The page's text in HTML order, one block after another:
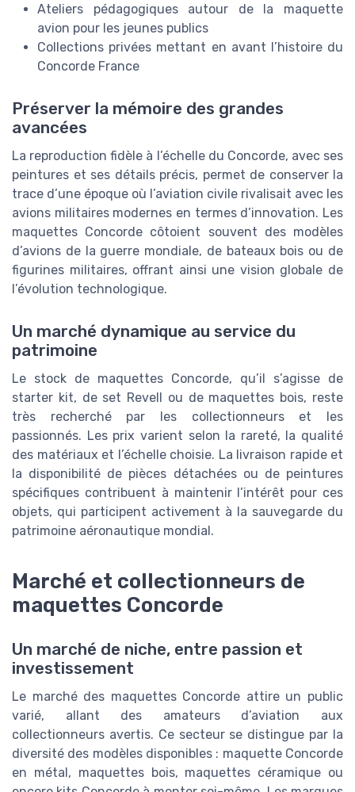
Ateliers pédagogiques autour de la maquette
avion pour les jeunes publics
Collections privées mettant en avant l’histoire du
Concorde France
Préserver la mémoire des grandes
avancées
La reproduction fidèle à l’échelle du Concorde, avec ses
peintures et ses détails précis, permet de conserver la
trace d’une époque où l’aviation civile rivalisait avec les
avions militaires modernes en termes d’innovation. Les
maquettes Concorde côtoient souvent des modèles
d’avions de la guerre mondiale, de bateaux bois ou de
figurines militaires, offrant ainsi une vision globale de
l’évolution technologique.
Un marché dynamique au service du
patrimoine
Le stock de maquettes Concorde, qu’il s’agisse de
starter kit, de set Revell ou de maquettes bois, reste
très recherché par les collectionneurs et les
passionnés. Les prix varient selon la rareté, la qualité
des matériaux et l’échelle choisie. La livraison rapide et
la disponibilité de pièces détachées ou de peintures
spécifiques contribuent à maintenir l’intérêt pour ces
objets, qui participent activement à la sauvegarde du
patrimoine aéronautique mondial.
Marché et collectionneurs de
maquettes Concorde
Un marché de niche, entre passion et
investissement
Le marché des maquettes Concorde attire un public
varié, allant des amateurs d’aviation aux
collectionneurs avertis. Ce secteur se distingue par la
diversité des modèles disponibles : maquette Concorde
en métal, maquettes bois, maquettes céramique ou